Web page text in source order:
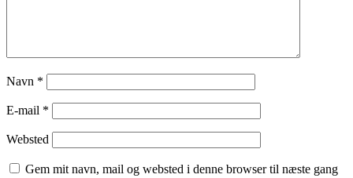
Navn *
E-mail *
Websted
Gem mit navn, mail og websted i denne browser til næste gang